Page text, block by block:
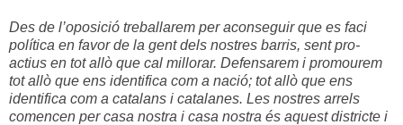
Des de l’oposició treballarem per aconseguir que es faci
política en favor de la gent dels nostres barris, sent pro-
actius en tot allò que cal millorar. Defensarem i promourem
tot allò que ens identifica com a nació; tot allò que ens
identifica com a catalans i catalanes. Les nostres arrels
comencen per casa nostra i casa nostra és aquest districte i